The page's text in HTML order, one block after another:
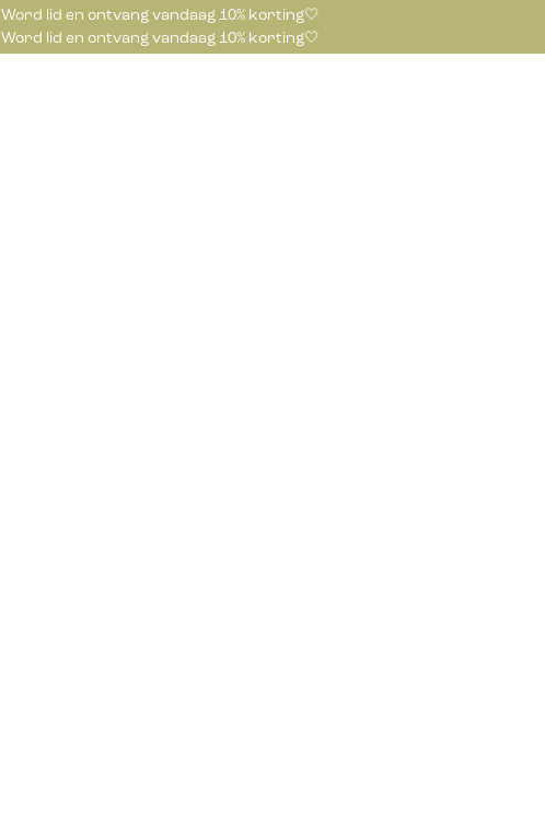
Word lid en ontvang vandaag 10% korting🤍
Word lid en ontvang vandaag 10% korting🤍